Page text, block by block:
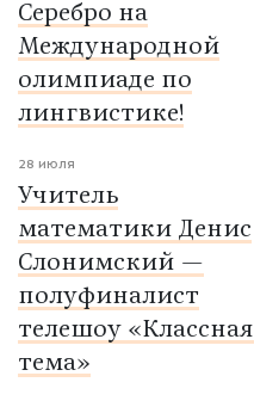
Серебро на
Международной
олимпиаде по
лингвистике!
28 июля
Учитель
математики Денис
Слонимский —
полуфиналист
телешоу «Классная
тема»